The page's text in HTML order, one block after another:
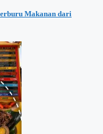
Makanan dari